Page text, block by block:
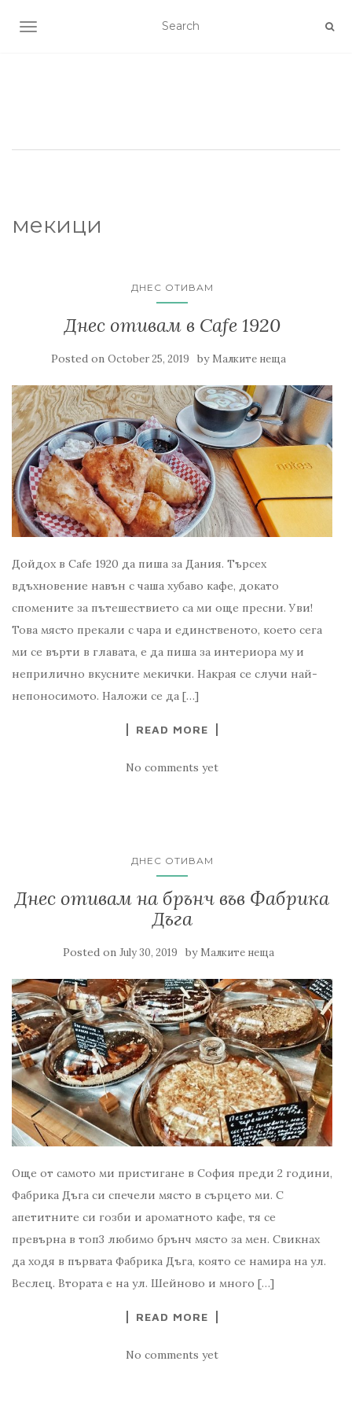
TOGGLE NAVIGATION
мекици
ДНЕС ОТИВАМ
Днес отивам в Cafe 1920
Posted on October 25, 2019 by Малките неща
Дойдох в Cafe 1920 да пиша за Дания. Търсех
вдъхновение навън с чаша хубаво кафе, докато
спомените за пътешествието са ми още пресни. Уви!
Това място прекали с чара и единственото, което сега
ми се върти в главата, е да пиша за интериора му и
неприлично вкусните мекички. Накрая се случи най-
непоносимото. Наложи се да […]
READ MORE
No comments yet
ДНЕС ОТИВАМ
Днес отивам на брънч във Фабрика
Дъга
Posted on July 30, 2019 by Малките неща
Още от самото ми пристигане в София преди 2 години,
Фабрика Дъга си спечели място в сърцето ми. С
апетитните си гозби и ароматното кафе, тя се
превърна в топ3 любимо брънч място за мен. Свикнах
да ходя в първата Фабрика Дъга, която се намира на ул.
Веслец. Втората е на ул. Шейново и много […]
READ MORE
No comments yet